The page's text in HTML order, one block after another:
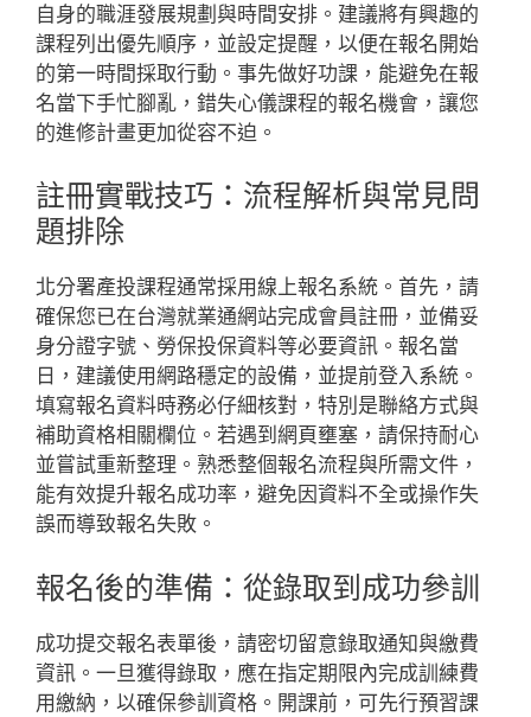
自身的職涯發展規劃與時間安排。建議將有興趣的
課程列出優先順序，並設定提醒，以便在報名開始
的第一時間採取行動。事先做好功課，能避免在報
名當下手忙腳亂，錯失心儀課程的報名機會，讓您
的進修計畫更加從容不迫。
註冊實戰技巧：流程解析與常見問
題排除
北分署產投課程通常採用線上報名系統。首先，請
確保您已在台灣就業通網站完成會員註冊，並備妥
身分證字號、勞保投保資料等必要資訊。報名當
日，建議使用網路穩定的設備，並提前登入系統。
填寫報名資料時務必仔細核對，特別是聯絡方式與
補助資格相關欄位。若遇到網頁壅塞，請保持耐心
並嘗試重新整理。熟悉整個報名流程與所需文件，
能有效提升報名成功率，避免因資料不全或操作失
誤而導致報名失敗。
報名後的準備：從錄取到成功參訓
成功提交報名表單後，請密切留意錄取通知與繳費
資訊。一旦獲得錄取，應在指定期限內完成訓練費
用繳納，以確保參訓資格。開課前，可先行預習課